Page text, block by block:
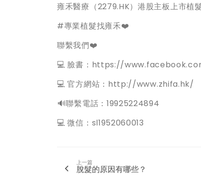
雍禾醫療（2279.HK）港股主板上市植
#專業植髮找雍禾❤️
聯繫我們❤️
💻 臉書：https://
💻 官方網站：http://www.zhifa.hk/
️🔊聯繫電話：19925224894
💻 微信：sl1952060013
上一篇
脫髮的原因有哪些？